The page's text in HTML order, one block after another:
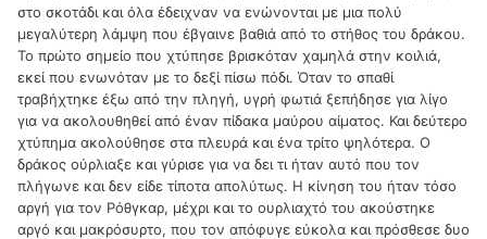
στο σκοτάδι και όλα έδειχναν να ενώνονται με μια πολύ
μεγαλύτερη λάμψη που έβγαινε βαθιά από το στήθος του δράκου.
Το πρώτο σημείο που χτύπησε βρισκόταν χαμηλά στην κοιλιά,
εκεί που ενωνόταν με το δεξί πίσω πόδι. Όταν το σπαθί
τραβήχτηκε έξω από την πληγή, υγρή φωτιά ξεπήδησε για λίγο
για να ακολουθηθεί από έναν πίδακα μαύρου αίματος. Και δεύτερο
χτύπημα ακολούθησε στα πλευρά και ένα τρίτο ψηλότερα. Ο
δράκος ούρλιαξε και γύρισε για να δει τι ήταν αυτό που τον
πλήγωνε και δεν είδε τίποτα απολύτως. Η κίνηση του ήταν τόσο
αργή για τον Ρόθγκαρ, μέχρι και το ουρλιαχτό του ακούστηκε
αργό και μακρόσυρτο, που τον απόφυγε εύκολα και πρόσθεσε δυο